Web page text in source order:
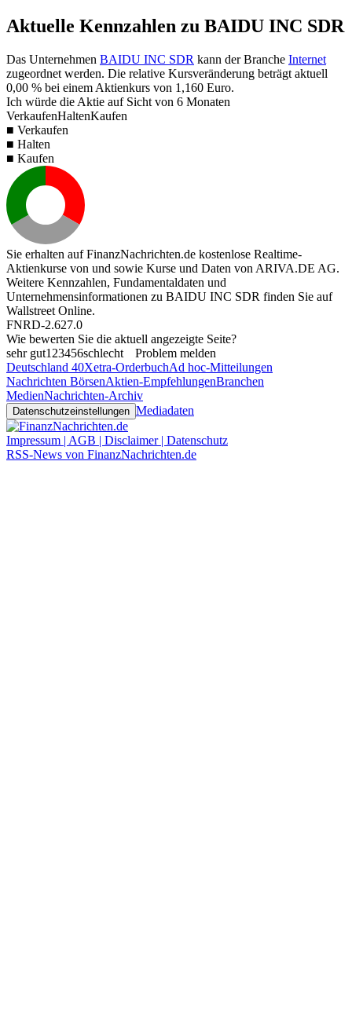
Aktuelle Kennzahlen zu BAIDU INC SDR
Das Unternehmen BAIDU INC SDR kann der Branche Internet
zugeordnet werden. Die relative Kursveränderung beträgt aktuell
0,00 % bei einem Aktienkurs von 1,160 Euro.
Ich würde die Aktie auf Sicht von 6 Monaten
VerkaufenHaltenKaufen
■ Verkaufen
■ Halten
■ Kaufen
Sie erhalten auf FinanzNachrichten.de kostenlose Realtime-
Aktienkurse von und sowie Kurse und Daten von ARIVA.DE AG.
Weitere Kennzahlen, Fundamentaldaten und
Unternehmensinformationen zu BAIDU INC SDR finden Sie auf
Wallstreet Online.
FNRD-2.627.0
Wie bewerten Sie die aktuell angezeigte Seite?
sehr gut1 23456schlecht
Problem melden
Deutschland 40Xetra-OrderbuchAd hoc-Mitteilungen
Nachrichten BörsenAktien-EmpfehlungenBranchen
MedienNachrichten-Archiv
Datenschutzeinstellungen Mediadaten
Impressum | AGB | Disclaimer | Datenschutz
RSS-News von FinanzNachrichten.de